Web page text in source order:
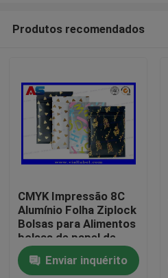
Produtos
Sobre nós
Produtos recomendados
CMYK Impressão 8C
Alumínio Folha Ziplock
Bolsas para Alimentos
bolsas de papel de
folha de alumínio
Enviar inquérito